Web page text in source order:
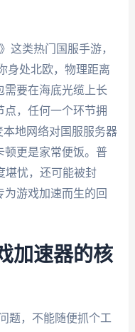
这类热门国服手游，
身处北欧，物理距离
需要在海底光缆上长
，任何一个环节拥
地网络对国服服务器
顿更是家常便饭。普
堪忧，还可能被封
游戏加速而生的回
加速器的核
题，不能随便抓个工